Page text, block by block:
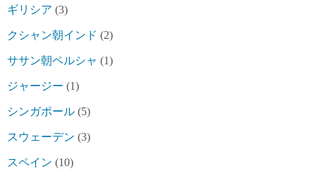
ギリシア (3)
クシャン朝インド (2)
ササン朝ペルシャ (1)
ジャージー (1)
シンガポール (5)
スウェーデン (3)
スペイン (10)